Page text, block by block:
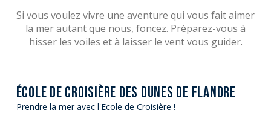
Si vous voulez vivre une aventure qui vous fait aimer
la mer autant que nous, foncez. Préparez-vous à
hisser les voiles et à laisser le vent vous guider.
ÉCOLE DE CROISIÈRE DES DUNES DE FLANDRE
Prendre la mer avec l'Ecole de Croisière !